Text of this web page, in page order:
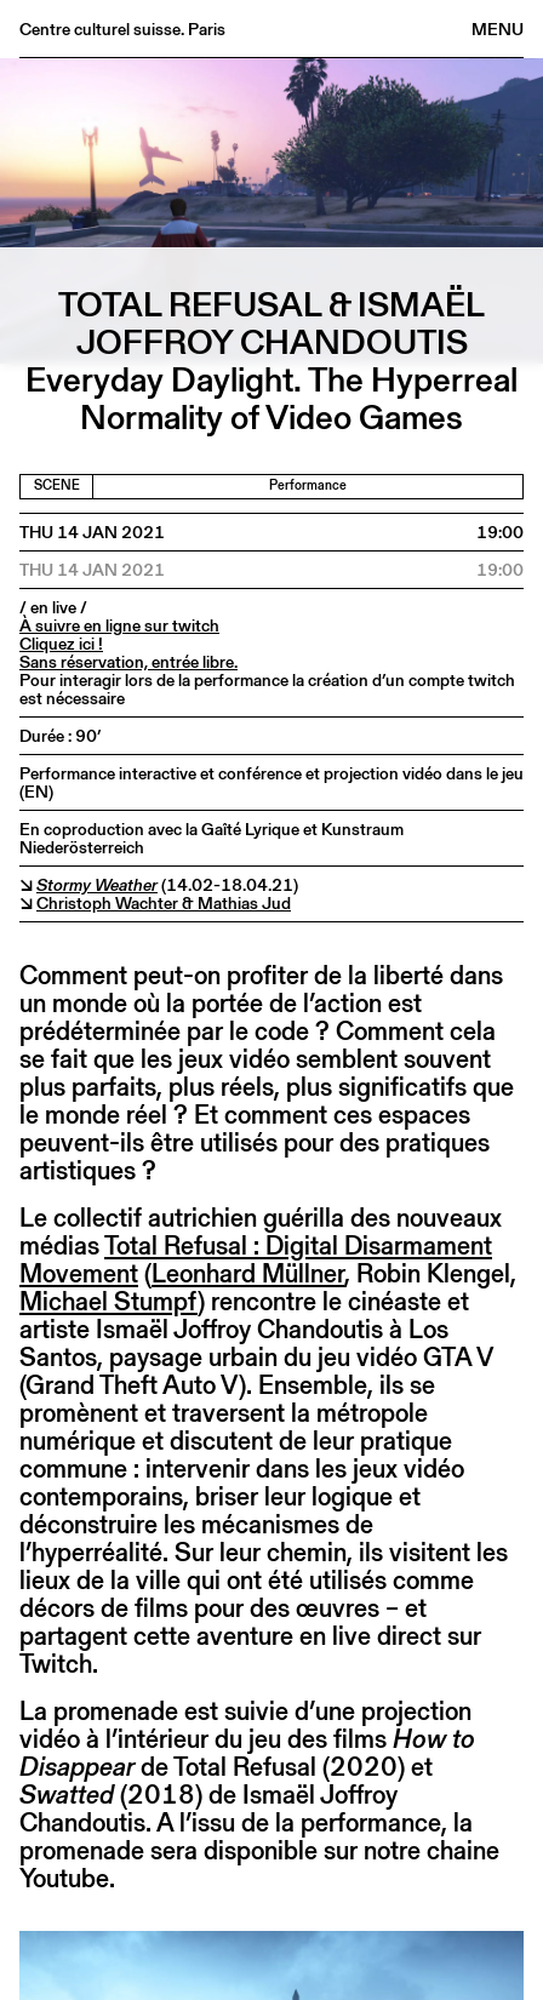
MENU
Centre culturel suisse. Paris
Buvette
Archives
Medias
About
EN
TOTAL REFUSAL & ISMAËL
JOFFROY CHANDOUTIS
Everyday Daylight. The Hyperreal
Normality of Video Games
SCENE Performance
THU 14 JAN 2021
19:00
THU 14 JAN 2021
19:00
/ en live /
À suivre en ligne sur twitch
Cliquez ici !
Sans réservation, entrée libre.
Pour interagir lors de la performance la création d’un compte twitch
est nécessaire
Durée : 90’
Performance interactive et conférence et projection vidéo dans le jeu
(EN)
En coproduction avec la Gaîté Lyrique et Kunstraum
Niederösterreich
↘Stormy Weather(14.02-18.04.21)
↘Christoph Wachter & Mathias Jud
Comment peut-on profiter de la liberté dans
un monde où la portée de l’action est
prédéterminée par le code ? Comment cela
se fait que les jeux vidéo semblent souvent
plus parfaits, plus réels, plus significatifs que
le monde réel ? Et comment ces espaces
peuvent-ils être utilisés pour des pratiques
artistiques ?
Le collectif autrichien guérilla des nouveaux
médiasTotal Refusal : Digital Disarmament
Movement(Leonhard Müllner, Robin Klengel,
Michael Stumpf) rencontre le cinéaste et
artiste Ismaël Joffroy Chandoutis à Los
Santos, paysage urbain du jeu vidéo GTA V
(Grand Theft Auto V). Ensemble, ils se
promènent et traversent la métropole
numérique et discutent de leur pratique
commune : intervenir dans les jeux vidéo
contemporains, briser leur logique et
déconstruire les mécanismes de
l’hyperréalité. Sur leur chemin, ils visitent les
lieux de la ville qui ont été utilisés comme
décors de films pour des œuvres – et
partagent cette aventure en live direct sur
Twitch.
La promenade est suivie d’une projection
vidéo à l’intérieur du jeu des filmsHow to
Disappearde Total Refusal (2020) et
Swatted(2018) de Ismaël Joffroy
Chandoutis. A l’issu de la performance, la
promenade sera disponible sur notre chaine
Youtube.